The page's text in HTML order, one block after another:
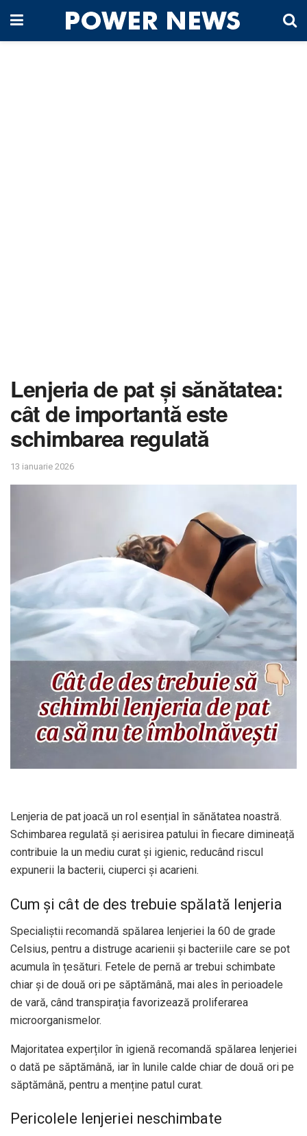
Lenjeria de pat și sănătatea:
cât de importantă este
schimbarea regulată
13 ianuarie 2026
Lenjeria de pat joacă un rol esențial în sănătatea noastră.
Schimbarea regulată și aerisirea patului în fiecare dimineață
contribuie la un mediu curat și igienic, reducând riscul
expunerii la bacterii, ciuperci și acarieni.
Cum și cât de des trebuie spălată lenjeria
Specialiștii recomandă spălarea lenjeriei la 60 de grade
Celsius, pentru a distruge acarienii și bacteriile care se pot
acumula în țesături. Fetele de pernă ar trebui schimbate
chiar și de două ori pe săptămână, mai ales în perioadele
de vară, când transpirația favorizează proliferarea
microorganismelor.
Majoritatea experților în igienă recomandă spălarea lenjeriei
o dată pe săptămână, iar în lunile calde chiar de două ori pe
săptămână, pentru a menține patul curat.
Pericolele lenjeriei neschimbate